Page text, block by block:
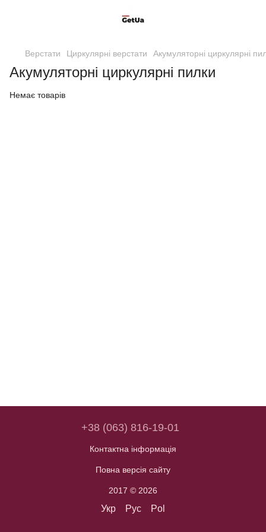
Верстати Циркулярні верстати Акумуляторні циркулярні
Акумуляторні циркулярні пилки
Немає товарів
+38 (063) 816-19-01
Контактна інформація
Повна версія сайту
2017 © 2026
Укр Рус Pol